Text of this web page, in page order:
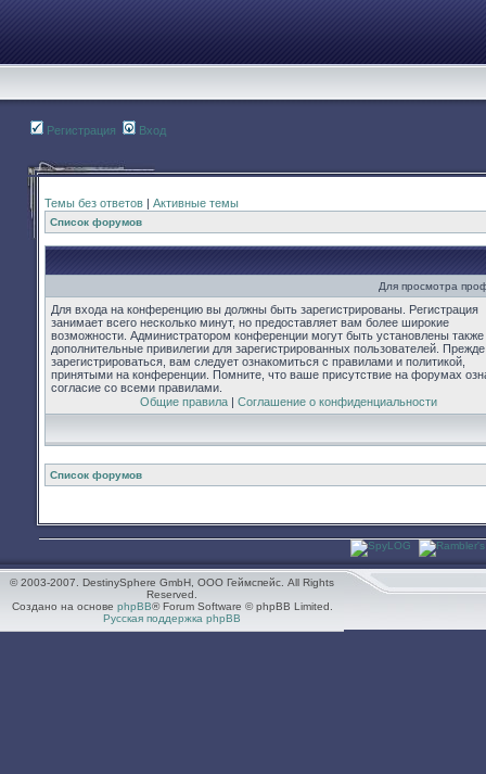
Регистрация Вход
Темы без ответов | Активные темы
Список форумов
Для просмотра
Для входа на конференцию вы должны быть зарегистрированы. Регистрация
занимает всего несколько минут, но предоставляет вам более широкие
возможности. Администратором конференции могут быть установлены также
дополнительные привилегии для зарегистрированных пользователей.
зарегистрироваться, вам следует ознакомиться с правилами и политикой,
принятыми на конференции. Помните, что ваше присутствие на форумах
согласие со всеми правилами.
Общие правила| Соглашение о конфиденциальности
Список форумов
© 2003-2007. DestinySphere GmbH, ООО Геймспейс. All Rights
Reserved.
Создано на основе phpBB® Forum Software © phpBB Limited.
Русская поддержка phpBB